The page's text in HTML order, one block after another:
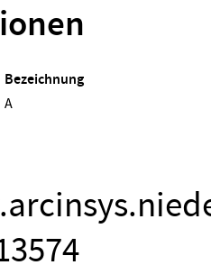
Bezeichnung
A